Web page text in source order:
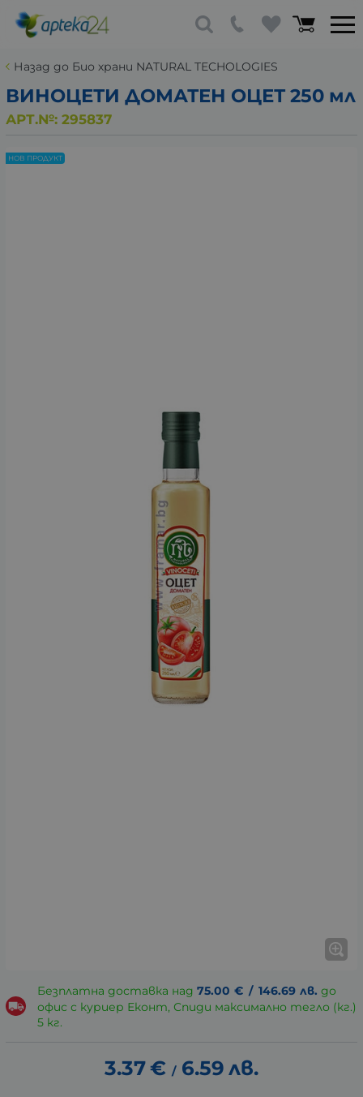
Назад до Био храни NATURAL TECHOLOGIES
ВИНОЦЕТИ ДОМАТЕН ОЦЕТ 250 мл
АРТ.№: 295837
НОВ ПРОДУКТ
Безплатна доставка над 75.00 € / 146.69 лв. до
офис с куриер Еконт, Спиди максимално тегло (кг.)
5 кг.
3.37€ / 6.59 лв.